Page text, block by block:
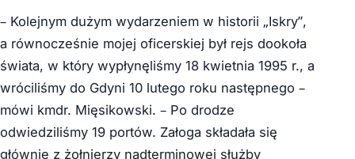
– Kolejnym dużym wydarzeniem w historii „Iskry”,
a równocześnie mojej oficerskiej był rejs dookoła
świata, w który wypłynęliśmy 18 kwietnia 1995 r., a
wróciliśmy do Gdyni 10 lutego roku następnego –
mówi kmdr. Mięsikowski. – Po drodze
odwiedziliśmy 19 portów. Załoga składała się
głównie z żołnierzy nadterminowej służby